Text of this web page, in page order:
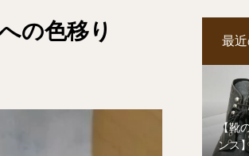
の色移り 最
【靴
ンス